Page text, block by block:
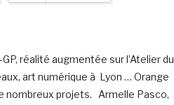
réalité augmentée sur l’Atelier du
art numérique à Lyon … Orange
nombreux projets. Armelle Pasco,